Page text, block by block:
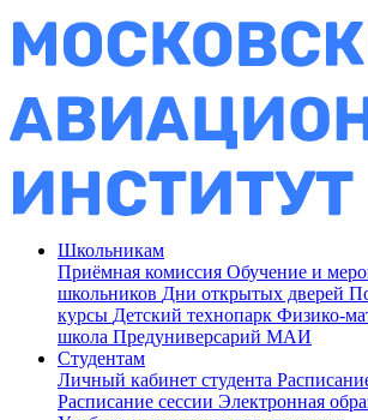
Школьникам
Приёмная комиссия Обучение и
школьников Дни открытых дверей
курсы Детский технопарк Физико-
школа Предуниверсарий МАИ
Студентам
Личный кабинет студента
Расписание сессии Электронная